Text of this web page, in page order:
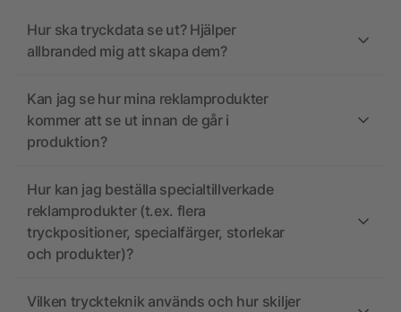
Hur ska tryckdata se ut? Hjälper
allbranded mig att skapa dem?
Kan jag se hur mina reklamprodukter
kommer att se ut innan de går i
produktion?
Hur kan jag beställa specialtillverkade
reklamprodukter (t.ex. flera
tryckpositioner, specialfärger, storlekar
och produkter)?
Vilken tryckteknik används och hur skiljer